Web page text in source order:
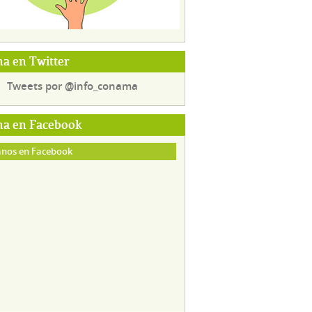
en Twitter
Tweets por @info_conama
en Facebook
en Facebook